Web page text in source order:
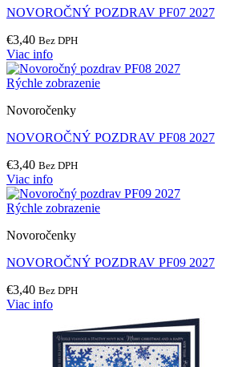
NOVOROČNÝ POZDRAV PF07 2027
€3,40 Bez DPH
Viac info
Rýchle zobrazenie
Novoročenky
NOVOROČNÝ POZDRAV PF08 2027
€3,40 Bez DPH
Viac info
Rýchle zobrazenie
Novoročenky
NOVOROČNÝ POZDRAV PF09 2027
€3,40 Bez DPH
Viac info